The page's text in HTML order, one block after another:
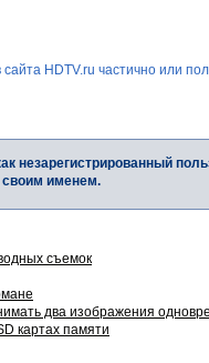
HDTV.ru частично или
незарегистрированный
своим именем.
съемок
два изображения
картах памяти